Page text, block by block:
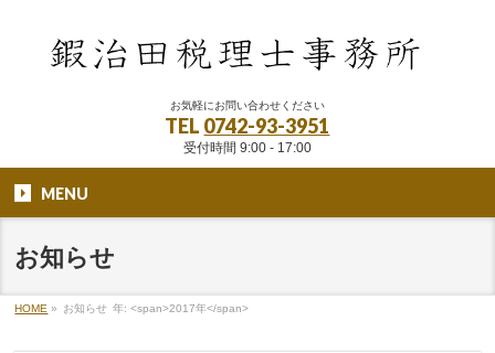
お気軽にお問い合わせください
TEL 0742-93-3951
受付時間 9:00 - 17:00
MENU
お知らせ
HOME » お知らせ 年: <span>2017年</span>